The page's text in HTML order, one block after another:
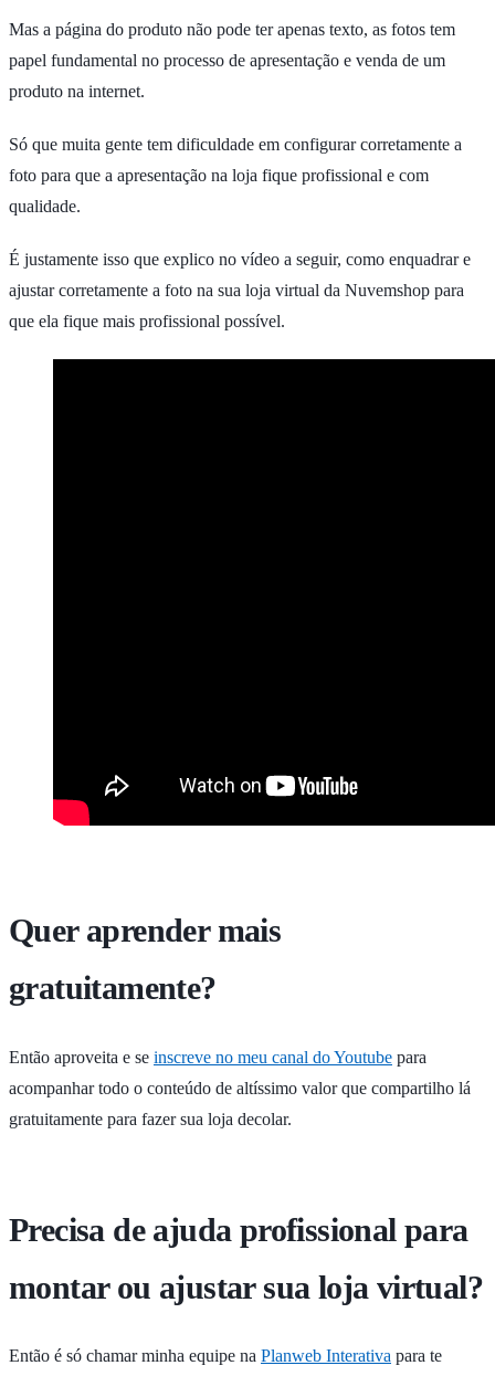
Mas a página do produto não pode ter apenas texto, as fotos tem
papel fundamental no processo de apresentação e venda de um
produto na internet.
Só que muita gente tem dificuldade em configurar corretamente a
foto para que a apresentação na loja fique profissional e com
qualidade.
É justamente isso que explico no vídeo a seguir, como enquadrar e
ajustar corretamente a foto na sua loja virtual da Nuvemshop para
que ela fique mais profissional possível.
Quer aprender mais
gratuitamente?
Então aproveita e se inscreve no meu canal do Youtube para
acompanhar todo o conteúdo de altíssimo valor que compartilho lá
gratuitamente para fazer sua loja decolar.
Precisa de ajuda profissional para
montar ou ajustar sua loja virtual?
Então é só chamar minha equipe na Planweb Interativa para te